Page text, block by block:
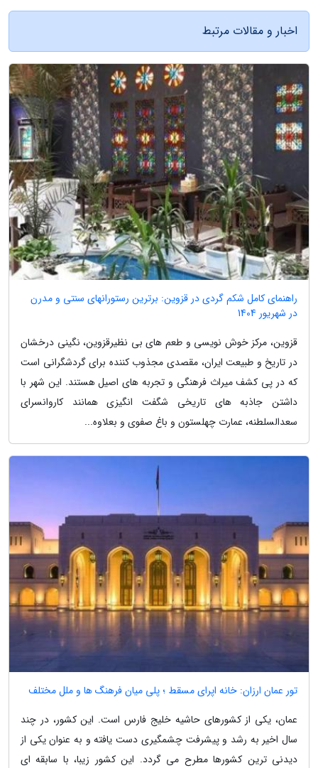
اخبار و مقالات مرتبط
راهنمای کامل شکم گردی در قزوین: برترین رستورانهای سنتی و مدرن
در شهریور 1404
قزوین، مرکز خوش نویسی و طعم های بی نظیرقزوین، نگینی درخشان
در تاریخ و طبیعت ایران، مقصدی مجذوب کننده برای گردشگرانی است
که در پی کشف میراث فرهنگی و تجربه های اصیل هستند. این شهر با
داشتن جاذبه های تاریخی شگفت انگیزی همانند کاروانسرای
سعدالسلطنه، عمارت چهلستون و باغ صفوی و بعلاوه...
تور عمان ارزان: خانه اپرای مسقط ؛ پلی میان فرهنگ ها و ملل مختلف
عمان، یکی از کشورهای حاشیه خلیج فارس است. این کشور، در چند
سال اخیر به رشد و پیشرفت چشمگیری دست یافته و به عنوان یکی از
دیدنی ترین کشورها مطرح می گردد. این کشور زیبا، با سابقه ای